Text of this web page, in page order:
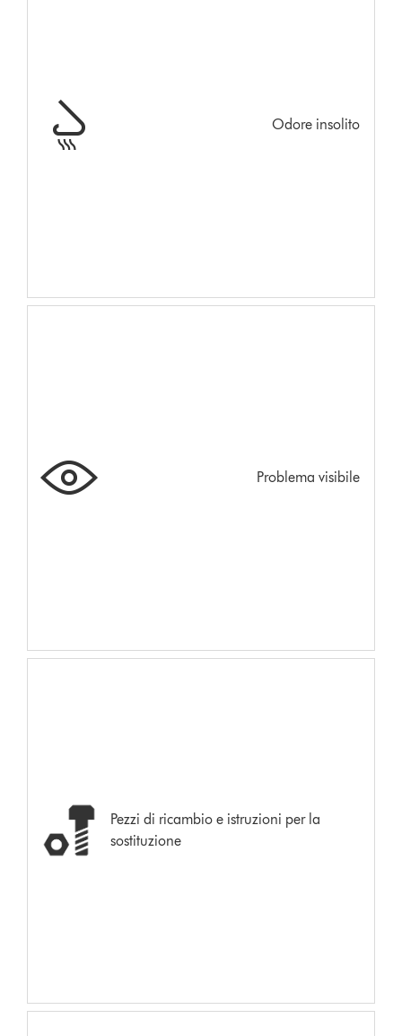
Odore insolito
Problema visibile
Pezzi di ricambio e istruzioni per la
sostituzione